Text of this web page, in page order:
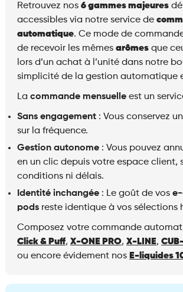
Retrouvez nos 6 gammes majeures
accessibles via notre service de
automatique. Ce mode de
de recevoir les mêmes arômesque
lors d’un achat à l’unité dans notre
simplicité de la gestion automatique
La commande mensuelleest un
Sans engagement: Vous conservez
sur la fréquence.
Gestion autonome: Vous pouvez
en un clic depuis votre espace client,
conditions ni délais.
Identité inchangée: Le goût de vos
podsreste identiqueà vos sélections
Composez votre commande
Click & Puff, X-ONE PRO, X-LINE,
ou encore évidement nos E-liquides